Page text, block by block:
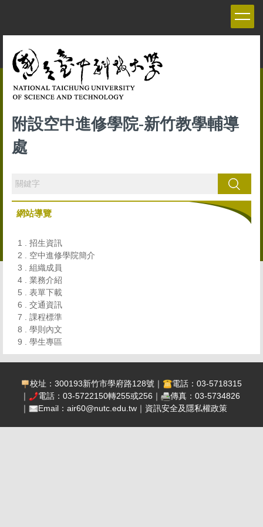
內
容
附設空中進修學院-新竹教學輔導
處
搜尋
網站導覽
1 . 招生資訊
2 . 空中進修學院簡介
3 . 組織成員
4 . 業務介紹
5 . 表單下載
6 . 交通資訊
7 . 課程標準
8 . 學則內文
9 . 學生專區
校址：300193新竹市學府路128號｜
電話：03-5718315
｜
電話：03-5722150轉255或256｜
傳真：03-5734826
｜
Email： air60@nutc.edu.tw ｜ 資訊安全及隱私權政策